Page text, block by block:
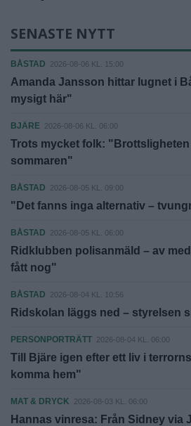
SENASTE NYTT
BÅSTAD 2026-08-06 KL. 15:00
Amanda Jansson hittar lugnet i
mysigt här"
BJÄRE 2026-08-06 KL. 06:00
Trots mycket folk:
sommaren"
BÅSTAD 2026-08-05 KL. 09:00
"Det fanns inga alternativ –
BÅSTAD 2026-08-05 KL. 06:00
Ridklubben polisanmäld – av
fått nog"
BÅSTAD 2026-08-04 KL. 10:56
Ridskolan läggs ned – styrelsen
PERSONPORTRÄTT 2026-08-04 KL. 06:00
Till Bjäre igen efter ett liv i
komma hem"
MAT & DRYCK 2026-08-03 KL. 06:00
Hannas vinresa: Från Sidney via